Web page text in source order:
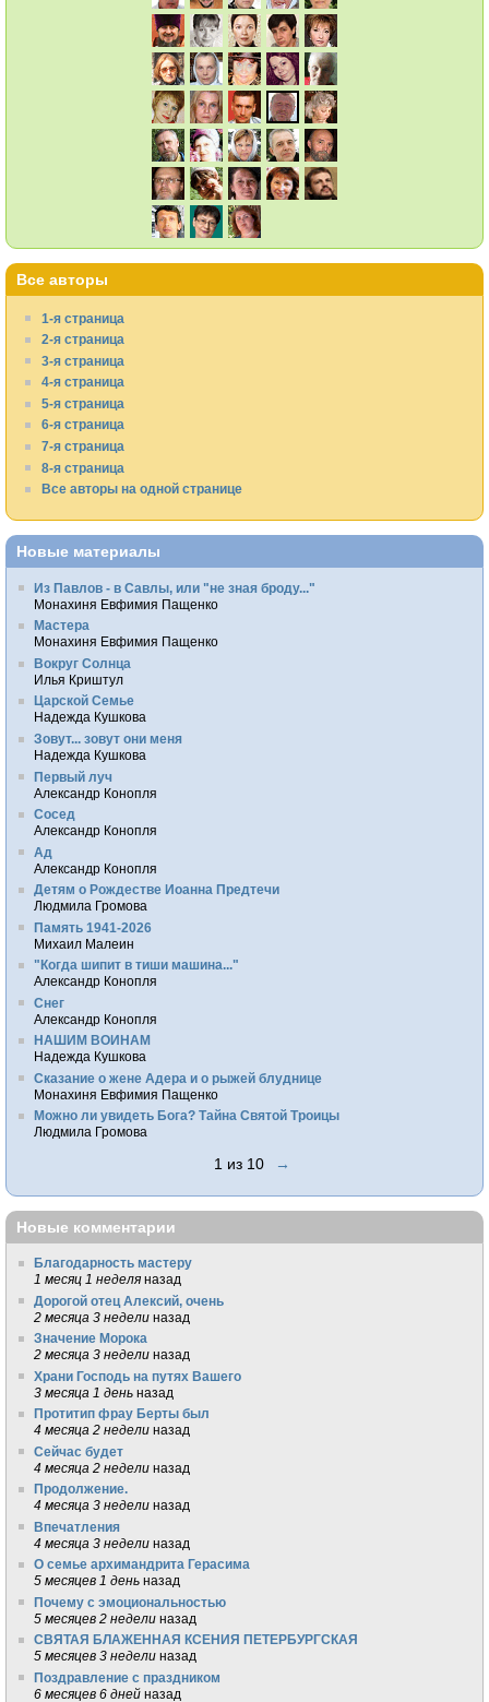
Все авторы
1-я страница
2-я страница
3-я страница
4-я страница
5-я страница
6-я страница
7-я страница
8-я страница
Все авторы на одной странице
Новые материалы
Из Павлов - в Савлы, или "не зная броду..."
Монахиня Евфимия Пащенко
Мастера
Монахиня Евфимия Пащенко
Вокруг Солнца
Илья Криштул
Царской Семье
Надежда Кушкова
Зовут... зовут они меня
Надежда Кушкова
Первый луч
Александр Конопля
Сосед
Александр Конопля
Ад
Александр Конопля
Детям о Рождестве Иоанна Предтечи
Людмила Громова
Память 1941-2026
Михаил Малеин
"Когда шипит в тиши машина..."
Александр Конопля
Снег
Александр Конопля
НАШИМ ВОИНАМ
Надежда Кушкова
Сказание о жене Адера и о рыжей блуднице
Монахиня Евфимия Пащенко
Можно ли увидеть Бога? Тайна Святой Троицы
Людмила Громова
1 из 10 →
Новые комментарии
Благодарность мастеру
1 месяц 1 неделя назад
Дорогой отец Алексий, очень
2 месяца 3 недели назад
Значение Морока
2 месяца 3 недели назад
Храни Господь на путях Вашего
3 месяца 1 день назад
Протитип фрау Берты был
4 месяца 2 недели назад
Сейчас будет
4 месяца 2 недели назад
Продолжение.
4 месяца 3 недели назад
Впечатления
4 месяца 3 недели назад
О семье архимандрита Герасима
5 месяцев 1 день назад
Почему с эмоциональностью
5 месяцев 2 недели назад
СВЯТАЯ БЛАЖЕННАЯ КСЕНИЯ ПЕТЕРБУРГСКАЯ
5 месяцев 3 недели назад
Поздравление с праздником
6 месяцев 6 дней назад